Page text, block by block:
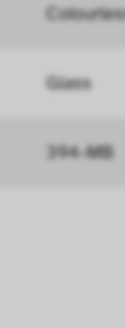
Einstellungen
der wir deine
verstehen,
Glass
394-MB